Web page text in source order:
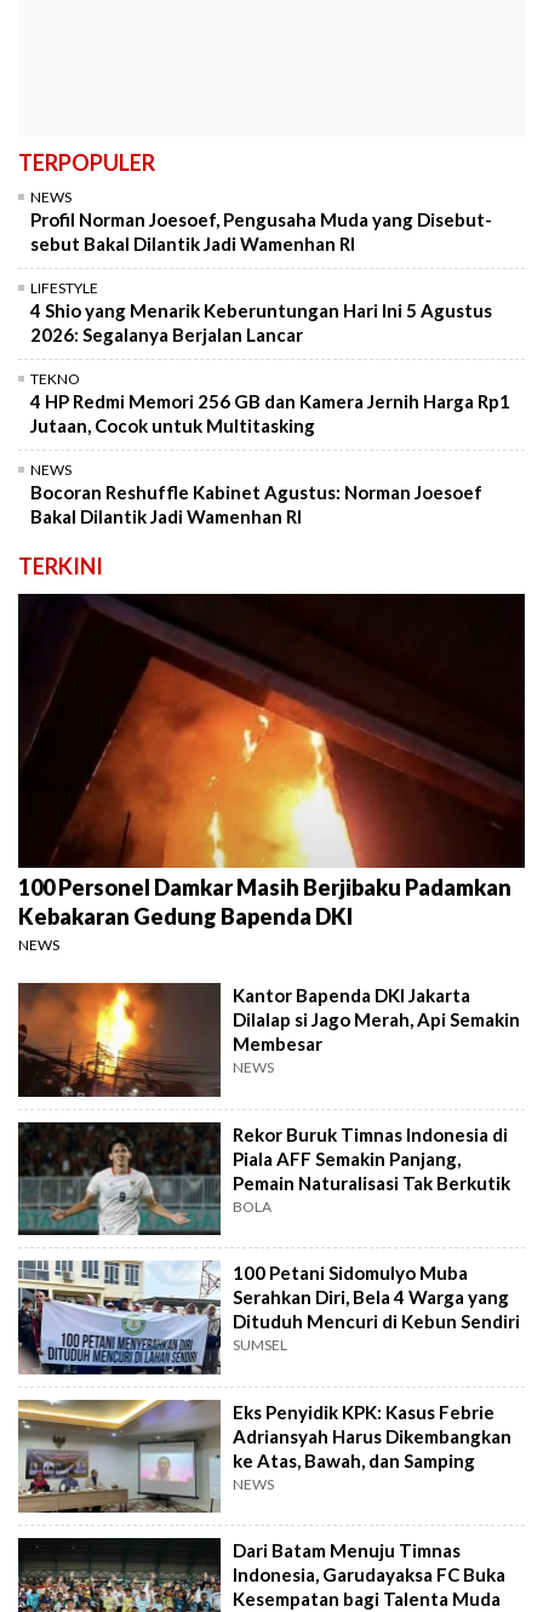
TERPOPULER
NEWS
Profil Norman Joesoef, Pengusaha Muda yang Disebut-
sebut Bakal Dilantik Jadi Wamenhan RI
LIFESTYLE
4 Shio yang Menarik Keberuntungan Hari Ini 5 Agustus
2026: Segalanya Berjalan Lancar
TEKNO
4 HP Redmi Memori 256 GB dan Kamera Jernih Harga Rp1
Jutaan, Cocok untuk Multitasking
NEWS
Bocoran Reshuffle Kabinet Agustus: Norman Joesoef
Bakal Dilantik Jadi Wamenhan RI
TERKINI
100 Personel Damkar Masih Berjibaku Padamkan
Kebakaran Gedung Bapenda DKI
NEWS
Kantor Bapenda DKI Jakarta
Dilalap si Jago Merah, Api Semakin
Membesar
NEWS
Rekor Buruk Timnas Indonesia di
Piala AFF Semakin Panjang,
Pemain Naturalisasi Tak Berkutik
BOLA
100 Petani Sidomulyo Muba
Serahkan Diri, Bela 4 Warga yang
Dituduh Mencuri di Kebun Sendiri
SUMSEL
Eks Penyidik KPK: Kasus Febrie
Adriansyah Harus Dikembangkan
ke Atas, Bawah, dan Samping
NEWS
Dari Batam Menuju Timnas
Indonesia, Garudayaksa FC Buka
Kesempatan bagi Talenta Muda